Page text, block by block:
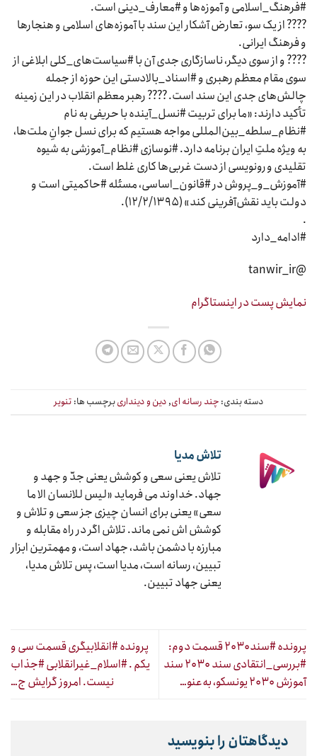
#فرهنگ_اسلامی و آموزه‌ها و #معارف_دینی است.
???? از یک سو، تعارض آشکار این سند با آموزه‌های اسلامی و هنجارها
و فرهنگ ایرانی.
???? و از سوی دیگر، ناسازگاری جدی آن با #سیاست‌های_کلی ابلاغی از
سوی مقام معظم رهبری و #اسناد_بالادستی این حوزه از جمله
چالش‌های جدی این سند است. ???? رهبر معظم انقلاب در این زمینه
تأکید دارند: «ما برای تربیت #نسل_آینده با حریفی به نام
#نظام_سلطه_بین‌المللی مواجه هستیم که برای نسل جوانِ ملت‌ها،
به ویژه ملتِ ایران برنامه دارد. #نوسازی #نظام_آموزشی به شیوه
تقلیدی و رونویسی از دست غربی‌ها کاری غلط است.
#آموزش_و_پروش در #قانون_اساسی، مسئله #حاکمیتی است و
دولت باید نقش‌آفرینی کند» (۱۲/۲/۱۳۹۵).
.
#ادامه_دارد
@tanwir_ir
نمایش پست در اینستاگرام
دسته بندی: چند رسانه ای,دین و دینداریبرچسب ها: تنویر
تلاش مدیا
تلاش یعنی سعی و کوشش یعنی جدّ و جهد و
جهاد. خداوند می فرماید «لیس للانسان الا ما
سعی» یعنی برای انسان چیزی جز سعی و تلاش و
کوشش اش نمی ماند. تلاش اگر در راه مقابله و
مبارزه با دشمن باشد، جهاد است، و مهمترین ابزار
تبیین، رسانه است، مدیا است، پس تلاش مدیا،
یعنی جهاد تبیین.
پرونده #سند۲۰۳۰ قسمت دوم:
#بررسی_انتقادی سند ۲۰۳۰ سند
آموزش ۲۰۳۰ یونسکو، به‌عنو…
پرونده #انقلابیگری قسمت سی و
یکم . #اسلام_غیرانقلابی #جذاب
نیست. امروز گرایش ج…
دیدگاهتان را بنویسید